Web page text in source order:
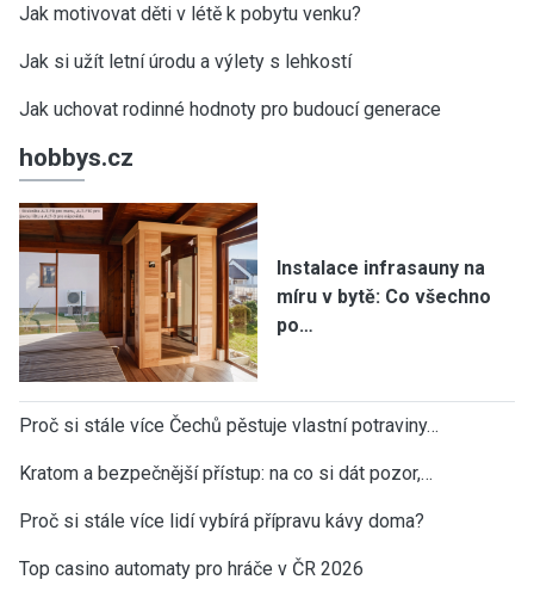
Jak motivovat děti v létě k pobytu venku?
Jak si užít letní úrodu a výlety s lehkostí
Jak uchovat rodinné hodnoty pro budoucí generace
hobbys.cz
Instalace infrasauny na
míru v bytě: Co všechno
po…
Proč si stále více Čechů pěstuje vlastní potraviny…
Kratom a bezpečnější přístup: na co si dát pozor,…
Proč si stále více lidí vybírá přípravu kávy doma?
Top casino automaty pro hráče v ČR 2026